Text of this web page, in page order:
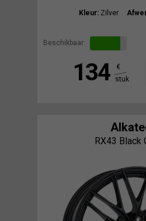
Kleur: Zilver
Beschikbaar:
134
€
stuk
RX43 Black